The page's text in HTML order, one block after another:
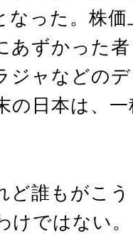
なった。株
あずかった
ジャなどの
の日本は、
ど誰もがこ
けではない